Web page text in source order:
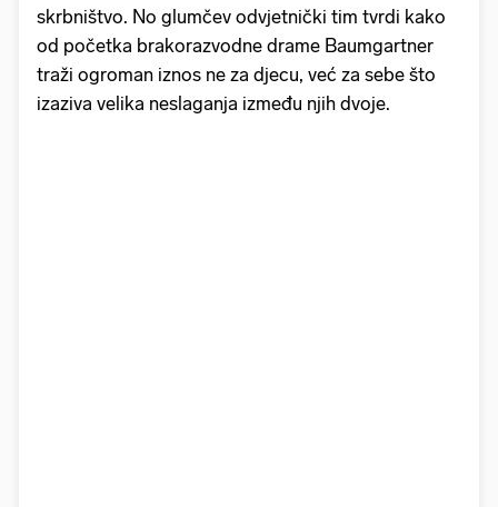
skrbništvo. No glumčev odvjetnički tim tvrdi kako
od početka brakorazvodne drame Baumgartner
traži ogroman iznos ne za djecu, već za sebe što
izaziva velika neslaganja između njih dvoje.